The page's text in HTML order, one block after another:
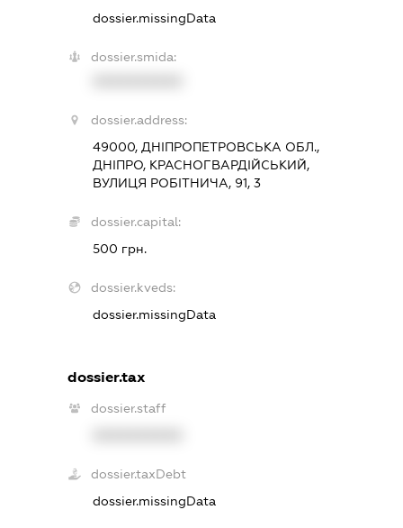
dossier.missingData
dossier.smida:
dossier.address:
49000, ДНІПРОПЕТРОВСЬКА ОБЛ.,
ДНІПРО, КРАСНОГВАРДІЙСЬКИЙ,
ВУЛИЦЯ РОБІТНИЧА, 91, 3
dossier.capital:
500 грн.
dossier.kveds:
dossier.missingData
dossier.tax
dossier.staff
dossier.taxDebt
dossier.missingData